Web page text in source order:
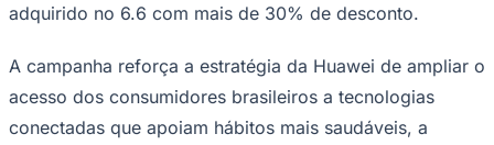
adquirido no 6.6 com mais de 30% de desconto.
A campanha reforça a estratégia da Huawei de ampliar o
acesso dos consumidores brasileiros a tecnologias
conectadas que apoiam hábitos mais saudáveis, a